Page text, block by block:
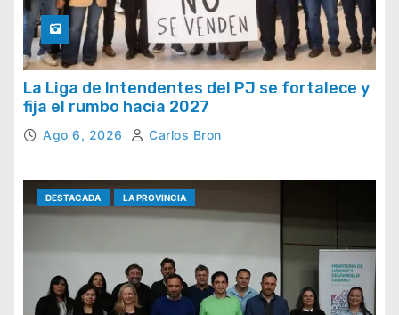
La Liga de Intendentes del PJ se fortalece y
fija el rumbo hacia 2027
Ago 6, 2026 Carlos Bron
DESTACADA LA PROVINCIA